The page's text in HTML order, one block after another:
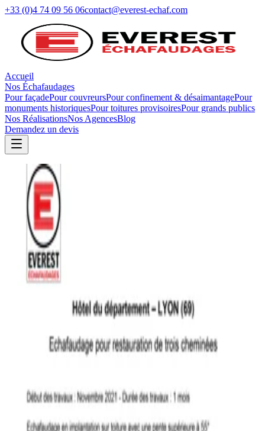
+33 (0)4 74 09 56 06contact@everest-echaf.com
Accueil
Nos Échafaudages
Pour façadePour couvreursPour confinement & désaimantagePour
monuments historiquesPour toitures provisoiresPour grands publics
Nos RéalisationsNos AgencesBlog
Demandez un devis
Accès Toiture Sécurisé
Échafaudages
pour couvreurs
Un accès sécurisé pour les travaux en toiture. Nos échafaudages
pour couvreurs offrent une plateforme de travail stable et conforme
aux normes de sécurité pour tous vos chantiers de couverture.
Demandez un devis
apportons
Garde-corps et protections conformes aux normes
Adaptation à toutes les pentes et configurations